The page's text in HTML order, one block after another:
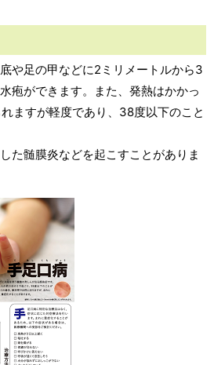
や足の甲などに2ミリメートルから3
疱ができます。また、発熱はかかっ
ますが軽度であり、38度以下のこと
た髄膜炎などを起こすことがありま